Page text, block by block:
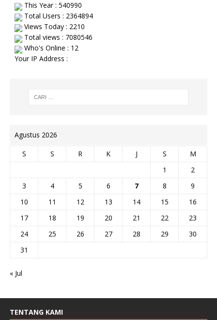
This Year : 540990
Total Users : 2364894
Views Today : 2210
Total views : 7080546
Who's Online : 12
Your IP Address :
Agustus 2026
S S R K J S
M
1
2
3
4 5 6 7 8
9
10
11 12 13 14 15
16
17
18 19 20 21 22
23
24
25 26 27 28 29
30
31
« Jul
TENTANG KAMI